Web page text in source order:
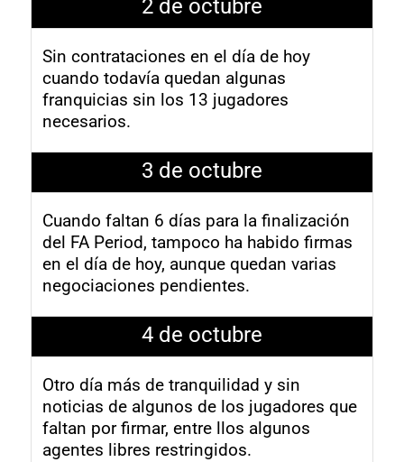
2 de octubre
Sin contrataciones en el día de hoy
cuando todavía quedan algunas
franquicias sin los 13 jugadores
necesarios.
3 de octubre
Cuando faltan 6 días para la finalización
del FA Period, tampoco ha habido firmas
en el día de hoy, aunque quedan varias
negociaciones pendientes.
4 de octubre
Otro día más de tranquilidad y sin
noticias de algunos de los jugadores que
faltan por firmar, entre llos algunos
agentes libres restringidos.